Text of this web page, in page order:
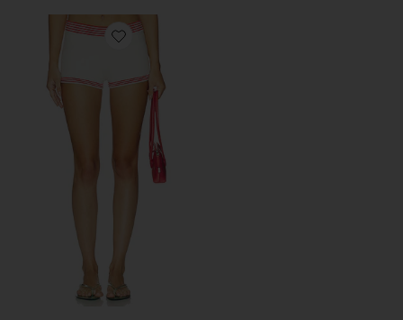
Favorite SHORTS CINTURA BAJA SALTY BLONDE